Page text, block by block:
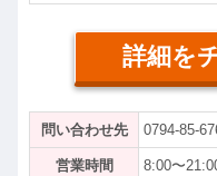
詳細を
問い合わせ先 0794-85-
営業時間 8:00〜